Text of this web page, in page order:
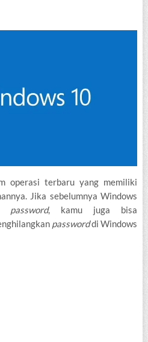
operasi terbaru yang memiliki
Jika sebelumnya Windows
password, kamu juga bisa
passworddi Windows